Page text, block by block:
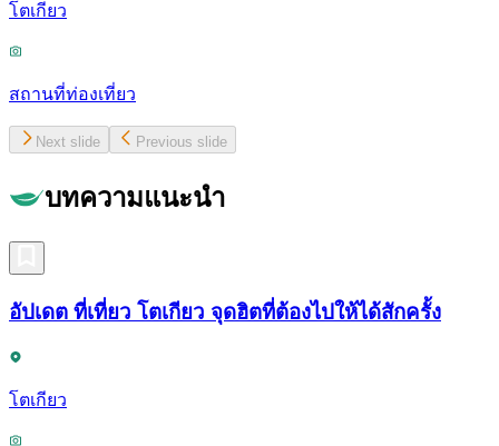
โตเกียว
สถานที่ท่องเที่ยว
Next slide Previous slide
บทความแนะนำ
อัปเดต ที่เที่ยว โตเกียว จุดฮิตที่ต้องไปให้ได้สักครั้ง
โตเกียว